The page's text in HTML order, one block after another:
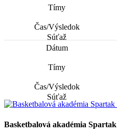
Basketbalová akadémia